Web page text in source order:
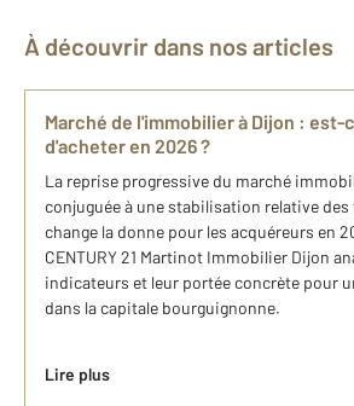
À découvrir dans nos articles
Marché de l'immobilier à Dijon : est-
d'acheter en 2026 ?
La reprise progressive du marché
conjuguée à une stabilisation relative
change la donne pour les acquéreurs en
CENTURY 21 Martinot Immobilier Dijon
indicateurs et leur portée concrète pour
dans la capitale bourguignonne.
Lire plus